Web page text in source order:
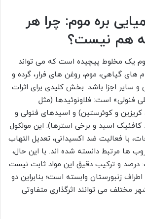
بره موم: چرا هر
هم نیست؟
یک مخلوط پیچیده است که می تواند
های گیاهی، موم، روغن های فرار، گرده و
و سایر اجزا باشد. بخش کلیدی برای اثرات
فنولی» است: فلاونوئیدها (مثل
کریزین و کوئرستین) و اسیدهای فنولی و
اسید و برخی استرها). این مولکول
با فعالیت ضد اکسیدانی، تعدیل التهاب
ها مرتبط دانسته شده اند. با این حال،
و ترکیب دقیق این مواد ثابت نیست
زنبورستان وابسته است؛ بنابراین دو
مختلف می توانند اثرگذاری متفاوتی